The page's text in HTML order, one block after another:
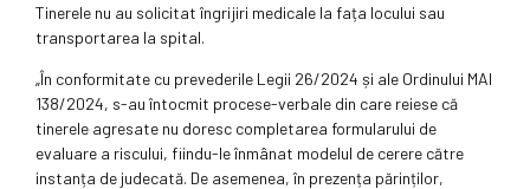
Tinerele nu au solicitat îngrijiri medicale la fața locului sau
transportarea la spital.
„În conformitate cu prevederile Legii 26/2024 și ale Ordinului MAI
138/2024, s-au întocmit procese-verbale din care reiese că
tinerele agresate nu doresc completarea formularului de
evaluare a riscului, fiindu-le înmânat modelul de cerere către
instanța de judecată. De asemenea, în prezența părinților,